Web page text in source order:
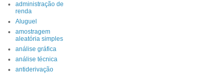
administração de
renda
Aluguel
amostragem
aleatória simples
análise gráfica
análise técnica
antiderivação